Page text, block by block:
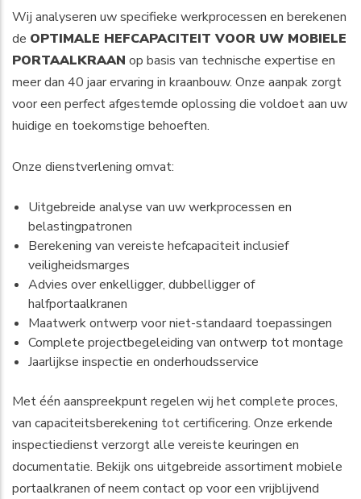
Wij analyseren uw specifieke werkprocessen en berekenen
de OPTIMALE HEFCAPACITEIT VOOR UW MOBIELE
PORTAALKRAAN op basis van technische expertise en
meer dan 40 jaar ervaring in kraanbouw. Onze aanpak zorgt
voor een perfect afgestemde oplossing die voldoet aan uw
huidige en toekomstige behoeften.
Onze dienstverlening omvat:
Uitgebreide analyse van uw werkprocessen en
belastingpatronen
Berekening van vereiste hefcapaciteit inclusief
veiligheidsmarges
Advies over enkelligger, dubbelligger of
halfportaalkranen
Maatwerk ontwerp voor niet-standaard toepassingen
Complete projectbegeleiding van ontwerp tot montage
Jaarlijkse inspectie en onderhoudsservice
Met één aanspreekpunt regelen wij het complete proces,
van capaciteitsberekening tot certificering. Onze erkende
inspectiedienst verzorgt alle vereiste keuringen en
documentatie. Bekijk ons uitgebreide assortimentmobiele
portaalkranen of neem contact op voor een vrijblijvend